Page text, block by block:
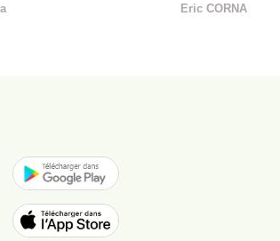
Eric CORNA